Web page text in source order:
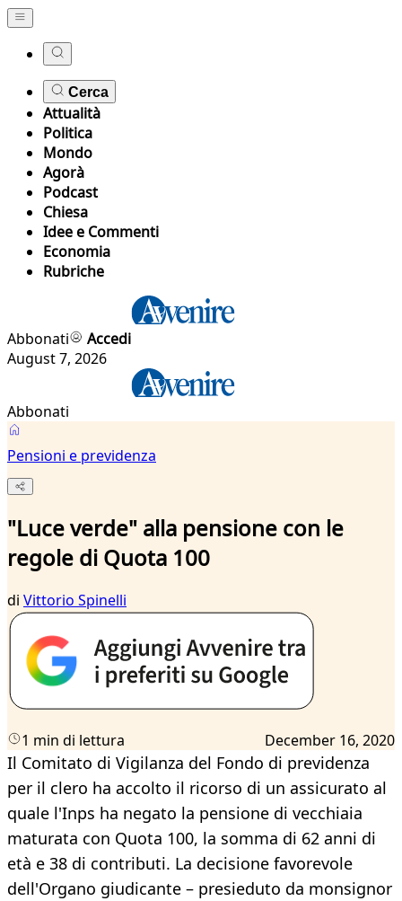
Cerca
Attualità
Politica
Mondo
Agorà
Podcast
Chiesa
Idee e Commenti
Economia
Rubriche
Abbonati
Accedi
August 7, 2026
Abbonati
Pensioni e previdenza
"Luce verde" alla pensione con le
regole di Quota 100
di Vittorio Spinelli
1 min di lettura December 16, 2020
Il Comitato di Vigilanza del Fondo di previdenza
per il clero ha accolto il ricorso di un assicurato al
quale l'Inps ha negato la pensione di vecchiaia
maturata con Quota 100, la somma di 62 anni di
età e 38 di contributi. La decisione favorevole
dell'Organo giudicante – presieduto da monsignor